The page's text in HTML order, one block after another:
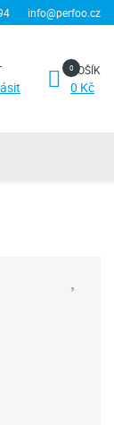
info@perfoo.cz
KOŠÍK
0 Kč